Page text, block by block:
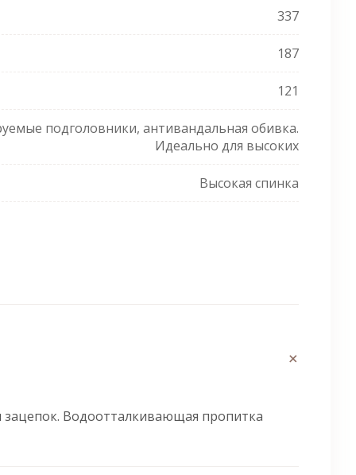
337
187
121
подголовники, антивандальная обивка.
Идеально для высоких
Высокая спинка
+
Водоотталкивающая пропитка